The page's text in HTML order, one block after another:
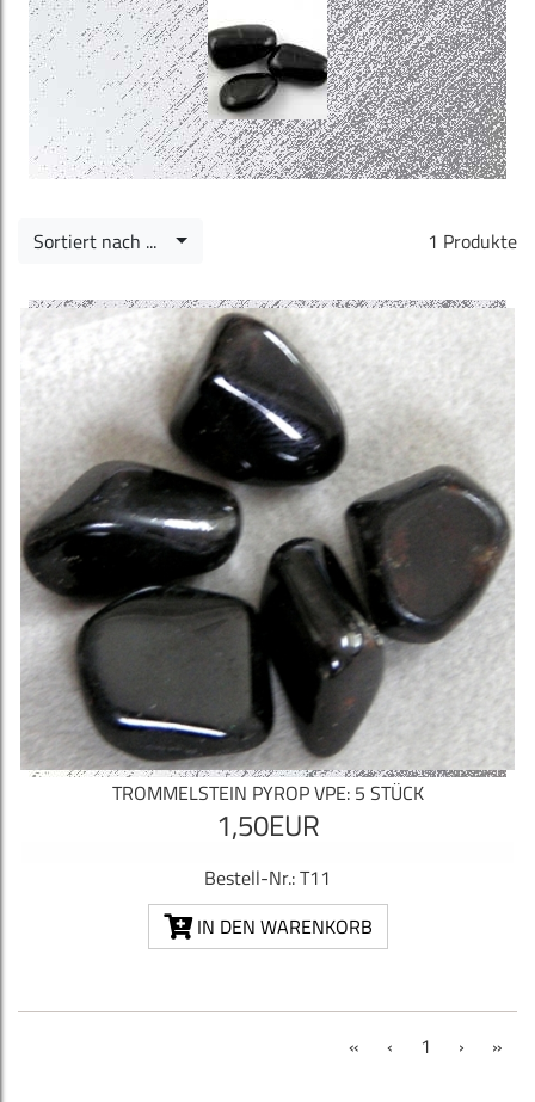
1 Produkte
Sortiert nach ...
TROMMELSTEIN PYROP VPE: 5 STÜCK
1,50EUR
Bestell-Nr.: T11
IN DEN WARENKORB
« ‹ 1 (current)
› »